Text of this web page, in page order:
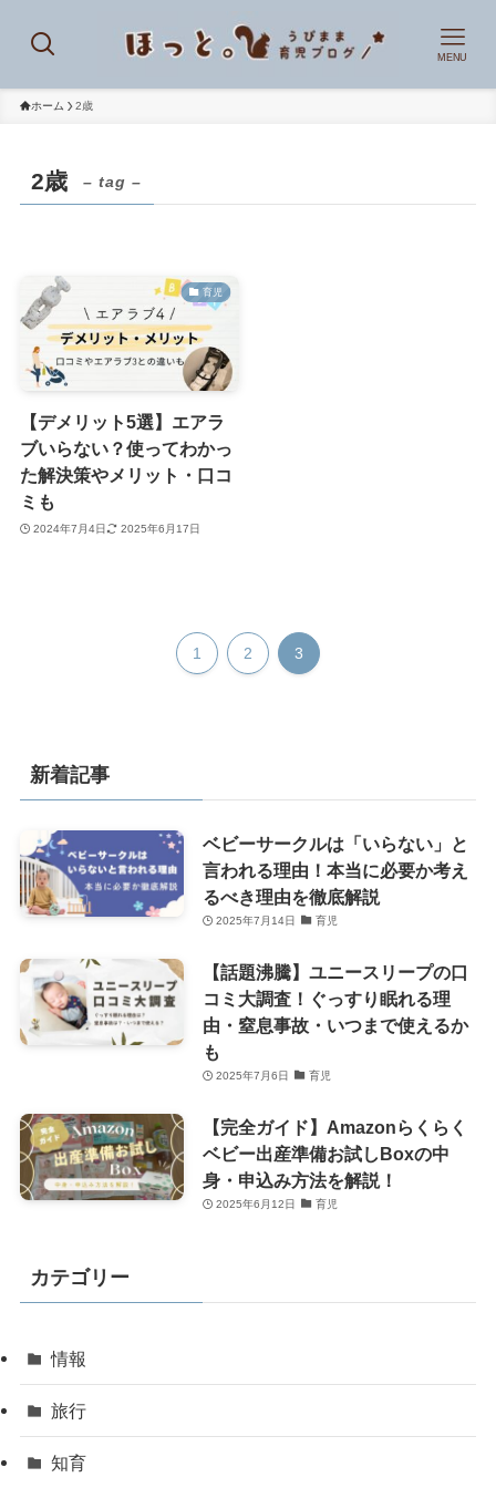
MENU
ホーム 2歳
2歳 – tag –
育児
【デメリット5選】エアラ
ブいらない？使ってわかっ
た解決策やメリット・口コ
ミも
2024年7月4日 2025年6月17日
1 2 3
新着記事
ベビーサークルは「いらない」と
言われる理由！本当に必要か考え
るべき理由を徹底解説
2025年7月14日 育児
【話題沸騰】ユニースリープの口
コミ大調査！ぐっすり眠れる理
由・窒息事故・いつまで使えるか
も
2025年7月6日 育児
【完全ガイド】Amazonらくらく
ベビー出産準備お試しBoxの中
身・申込み方法を解説！
2025年6月12日 育児
カテゴリー
情報
旅行
知育